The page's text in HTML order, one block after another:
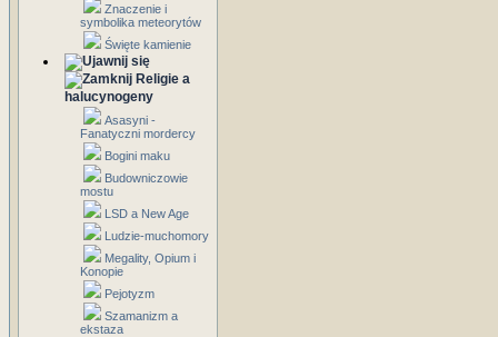
Znaczenie i
symbolika meteorytów
Święte kamienie
Religie a
halucynogeny
Asasyni -
Fanatyczni mordercy
Bogini maku
Budowniczowie
mostu
LSD a New Age
Ludzie-muchomory
Megality, Opium i
Konopie
Pejotyzm
Szamanizm a
ekstaza